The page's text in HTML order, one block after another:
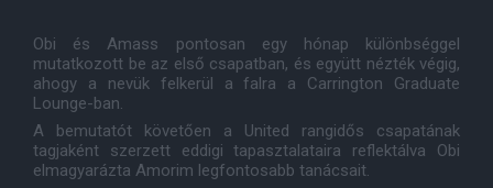
Obi és Amass pontosan egy hónap különbséggel
mutatkozott be az első csapatban, és együtt nézték végig,
ahogy a nevük felkerül a falra a Carrington Graduate
Lounge-ban.
A bemutatót követően a United rangidős csapatának
tagjaként szerzett eddigi tapasztalataira reflektálva Obi
elmagyarázta Amorim legfontosabb tanácsait.